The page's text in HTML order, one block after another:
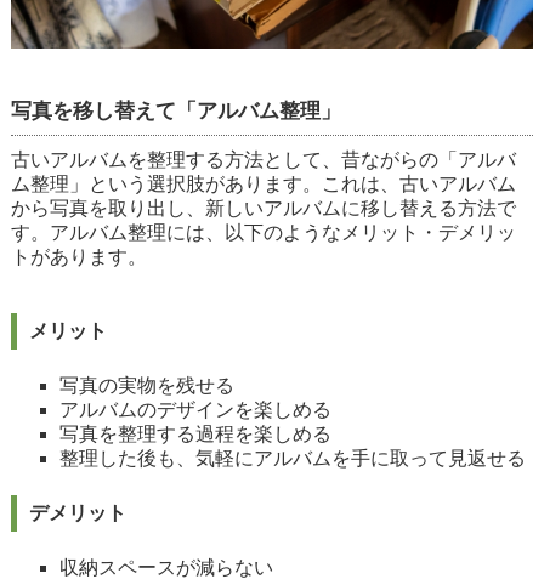
写真を移し替えて「アルバム整理」
古いアルバムを整理する方法として、昔ながらの「アルバ
ム整理」という選択肢があります。これは、古いアルバム
から写真を取り出し、新しいアルバムに移し替える方法で
す。アルバム整理には、以下のようなメリット・デメリッ
トがあります。
メリット
写真の実物を残せる
アルバムのデザインを楽しめる
写真を整理する過程を楽しめる
整理した後も、気軽にアルバムを手に取って見返せる
デメリット
収納スペースが減らない